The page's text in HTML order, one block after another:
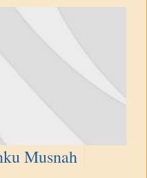
Musnah